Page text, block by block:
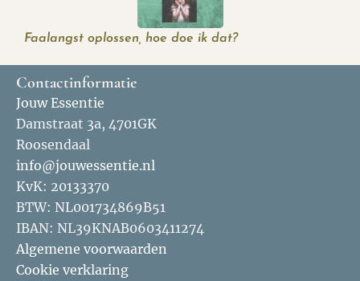
Faalangst oplossen, hoe doe ik dat?
Contactinformatie
Jouw Essentie
Damstraat 3a, 4701GK
Roosendaal
info@jouwessentie.nl
KvK: 20133370
BTW: NL001734869B51
IBAN: NL39KNAB0603411274
Algemene voorwaarden
Cookie verklaring